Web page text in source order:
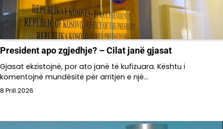
President apo zgjedhje? – Cilat janë gjasat
Gjasat ekzistojnë, por ato janë të kufizuara. Kështu i
komentojnë mundësitë për arritjen e një…
8 Prill 2026